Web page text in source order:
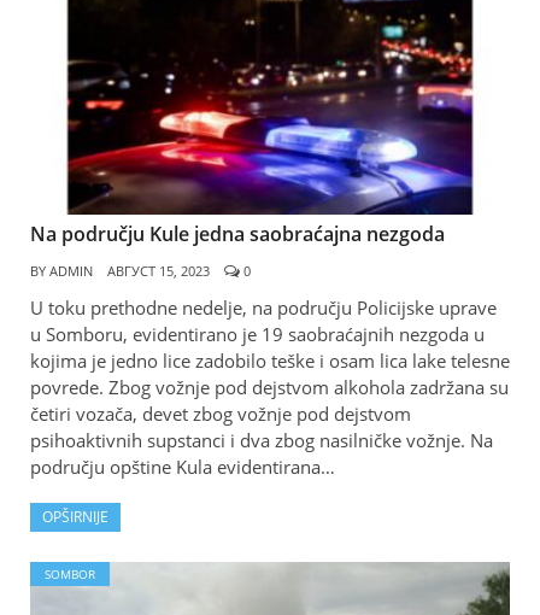
Na području Kule jedna saobraćajna nezgoda
BY ADMIN АВГУСТ 15, 2023 0
U toku prethodne nedelje, na području Policijske uprave
u Somboru, evidentirano je 19 saobraćajnih nezgoda u
kojima je jedno lice zadobilo teške i osam lica lake telesne
povrede. Zbog vožnje pod dejstvom alkohola zadržana su
četiri vozača, devet zbog vožnje pod dejstvom
psihoaktivnih supstanci i dva zbog nasilničke vožnje. Na
području opštine Kula evidentirana…
OPŠIRNIJE
SOMBOR